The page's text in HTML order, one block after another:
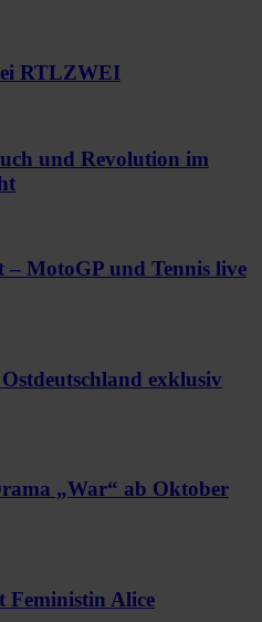
RTLZWEI
und Revolution im
– MotoGP und Tennis live
exklusiv
„War“ ab Oktober
Feministin Alice